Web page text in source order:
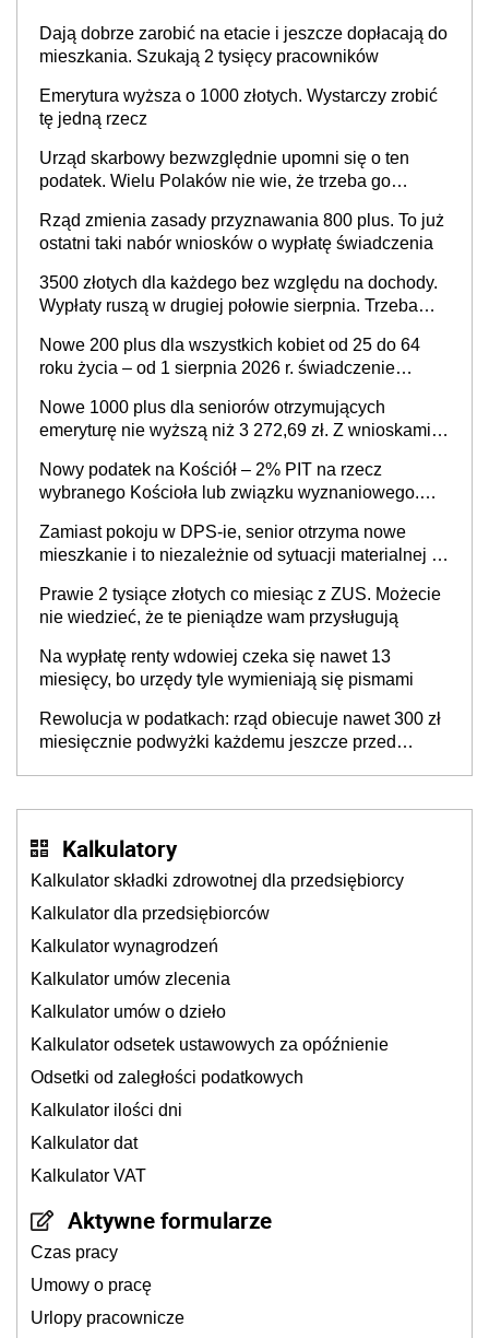
Dają dobrze zarobić na etacie i jeszcze dopłacają do
mieszkania. Szukają 2 tysięcy pracowników
Emerytura wyższa o 1000 złotych. Wystarczy zrobić
tę jedną rzecz
Urząd skarbowy bezwzględnie upomni się o ten
podatek. Wielu Polaków nie wie, że trzeba go
Rząd zmienia zasady przyznawania 800 plus. To już
ostatni taki nabór wniosków o wypłatę świadczenia
3500 złotych dla każdego bez względu na dochody.
Wypłaty ruszą w drugiej połowie sierpnia. Trzeba
Nowe 200 plus dla wszystkich kobiet od 25 do 64
roku życia – od 1 sierpnia 2026 r. świadczenie
Nowe 1000 plus dla seniorów otrzymujących
emeryturę nie wyższą niż 3 272,69 zł. Z wnioskami
nie otrzymają
Nowy podatek na Kościół – 2% PIT na rzecz
wybranego Kościoła lub związku wyznaniowego.
finansowania
Zamiast pokoju w DPS-ie, senior otrzyma nowe
mieszkanie i to niezależnie od sytuacji materialnej –
roku życia
Prawie 2 tysiące złotych co miesiąc z ZUS. Możecie
nie wiedzieć, że te pieniądze wam przysługują
Na wypłatę renty wdowiej czeka się nawet 13
miesięcy, bo urzędy tyle wymieniają się pismami
Rewolucja w podatkach: rząd obiecuje nawet 300 zł
miesięcznie podwyżki każdemu jeszcze przed
Kalkulatory
Kalkulator składki zdrowotnej dla przedsiębiorcy
Kalkulator dla przedsiębiorców
Kalkulator wynagrodzeń
Kalkulator umów zlecenia
Kalkulator umów o dzieło
Kalkulator odsetek ustawowych za opóźnienie
Odsetki od zaległości podatkowych
Kalkulator ilości dni
Kalkulator dat
Kalkulator VAT
Aktywne formularze
Czas pracy
Umowy o pracę
Urlopy pracownicze